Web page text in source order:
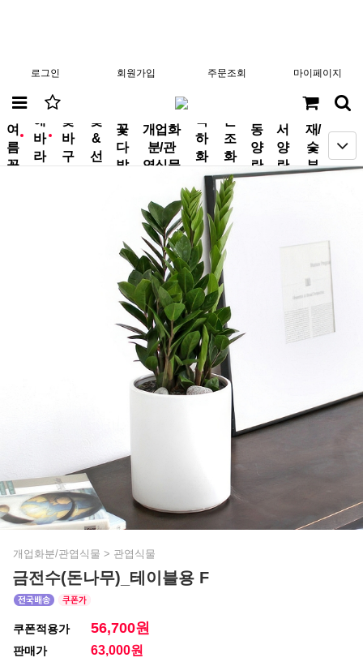
로그인 회원가입 주문조회 마이페이지
new
여
름
꽃
new
해
바
라
꽃
바
구
꽃
&
선
꽃
다
발
개업화
분/관
엽식물
축
하
화
환
근
조
화
환
동
양
란
서
양
란
분
재/
숯
부
개업화분/관엽식물 > 관엽식물
금전수(돈나무)_테이블용 F
쿠폰적용가 56,700원
판매가 63,000원